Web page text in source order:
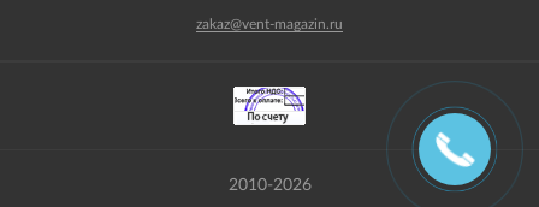
zakaz@vent-magazin.ru
2010-2026